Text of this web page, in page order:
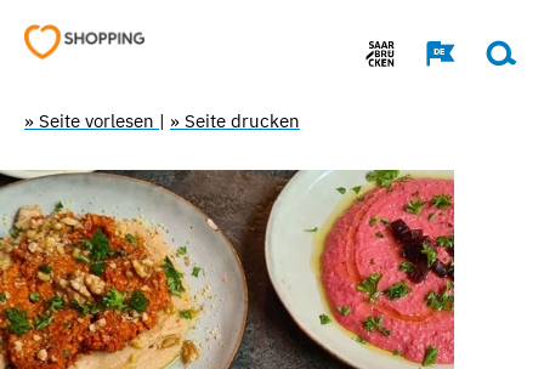
» Seite vorlesen | » Seite drucken